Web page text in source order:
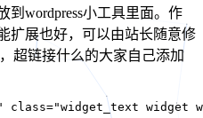
到wordpress小工具里面。作
扩展也好，可以由站长随意修
超链接什么的大家自己添加
widget